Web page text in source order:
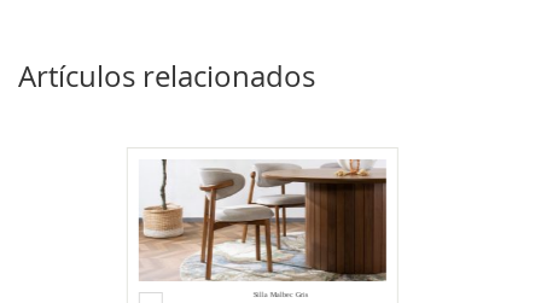
Artículos relacionados
Silla Malbec Gris